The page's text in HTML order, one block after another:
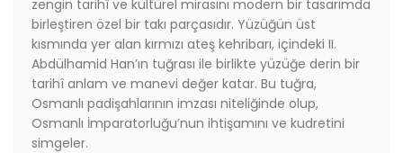
zengin tarihî ve kültürel mirasını modern bir tasarımda
birleştiren özel bir takı parçasıdır. Yüzüğün üst
kısmında yer alan kırmızı ateş kehribarı, içindeki II.
Abdülhamid Han’ın tuğrası ile birlikte yüzüğe derin bir
tarihî anlam ve manevi değer katar. Bu tuğra,
Osmanlı padişahlarının imzası niteliğinde olup,
Osmanlı İmparatorluğu’nun ihtişamını ve kudretini
simgeler.